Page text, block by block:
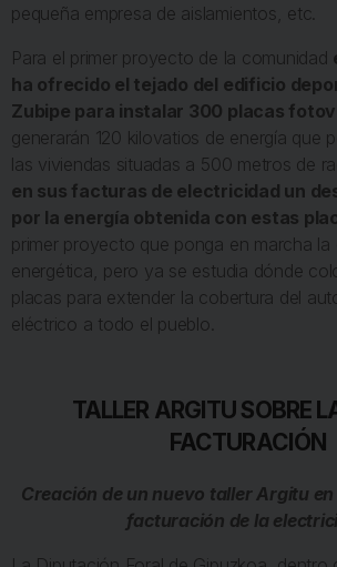
pequeña empresa de aislamientos, etc.
Para el primer proyecto de la comunidad
ha ofrecido el tejado del edificio
Zubipe para instalar 300 placas
generarán 120 kilovatios de energía que
las viviendas situadas a 500 metros de
en sus facturas de electricidad un
por la energía obtenida con estas
primer proyecto que ponga en marcha la
energética, pero ya se estudia dónde
placas para extender la cobertura del
eléctrico a todo el pueblo.
TALLER ARGITU SOBRE
FACTURACIÓN
Creación de un nuevo taller Argitu
facturación de la